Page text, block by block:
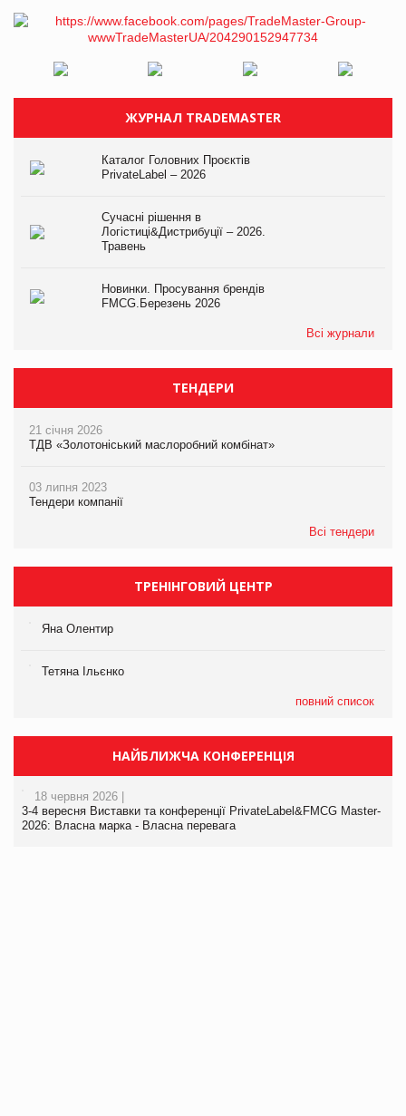
ЖУРНАЛ TRADEMASTER
Каталог Головних Проєктів
PrivateLabel – 2026
Сучасні рішення в
Логістиці&Дистрибуції – 2026.
Травень
Новинки. Просування брендів
FMCG.Березень 2026
Всі журнали
ТЕНДЕРИ
21 січня 2026
ТДВ «Золотоніський маслоробний комбінат»
03 липня 2023
Тендери компанії
Всі тендери
ТРЕНІНГОВИЙ ЦЕНТР
Яна Олентир
Тетяна Ільєнко
повний список
НАЙБЛИЖЧА КОНФЕРЕНЦІЯ
18 червня 2026 |
3-4 вересня Виставки та конференції PrivateLabel&FMCG Master-
2026: Власна марка - Власна перевага